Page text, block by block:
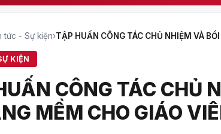
tức - Sự kiện›TẬP HUẤN CÔNG TÁC CHỦ NHIỆM VÀ
KIỆN
CÔNG TÁC CHỦ
MỀM CHO GIÁO